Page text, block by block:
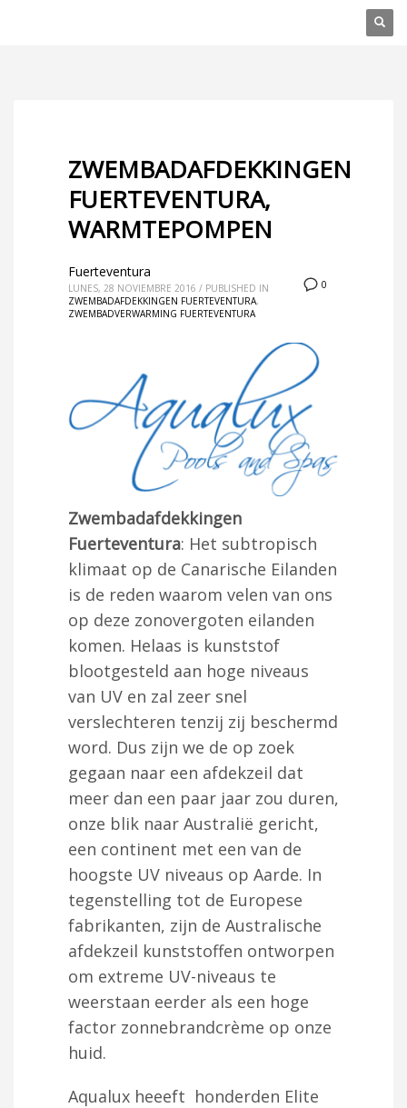
ZWEMBADAFDEKKINGEN
FUERTEVENTURA,
WARMTEPOMPEN
0
Fuerteventura
LUNES, 28 NOVIEMBRE 2016 / PUBLISHED IN
ZWEMBADAFDEKKINGEN FUERTEVENTURA,
ZWEMBADVERWARMING FUERTEVENTURA
Zwembadafdekkingen
Fuerteventura: Het subtropisch
klimaat op de Canarische Eilanden
is de reden waarom velen van ons
op deze zonovergoten eilanden
komen. Helaas is kunststof
blootgesteld aan hoge niveaus
van UV en zal zeer snel
verslechteren tenzij zij beschermd
word. Dus zijn we de op zoek
gegaan naar een afdekzeil dat
meer dan een paar jaar zou duren,
onze blik naar Australië gericht,
een continent met een van de
hoogste UV niveaus op Aarde. In
tegenstelling tot de Europese
fabrikanten, zijn de Australische
afdekzeil kunststoffen ontworpen
om extreme UV-niveaus te
weerstaan eerder als een hoge
factor zonnebrandcrème op onze
huid.
Aqualux heeeft honderden Elite